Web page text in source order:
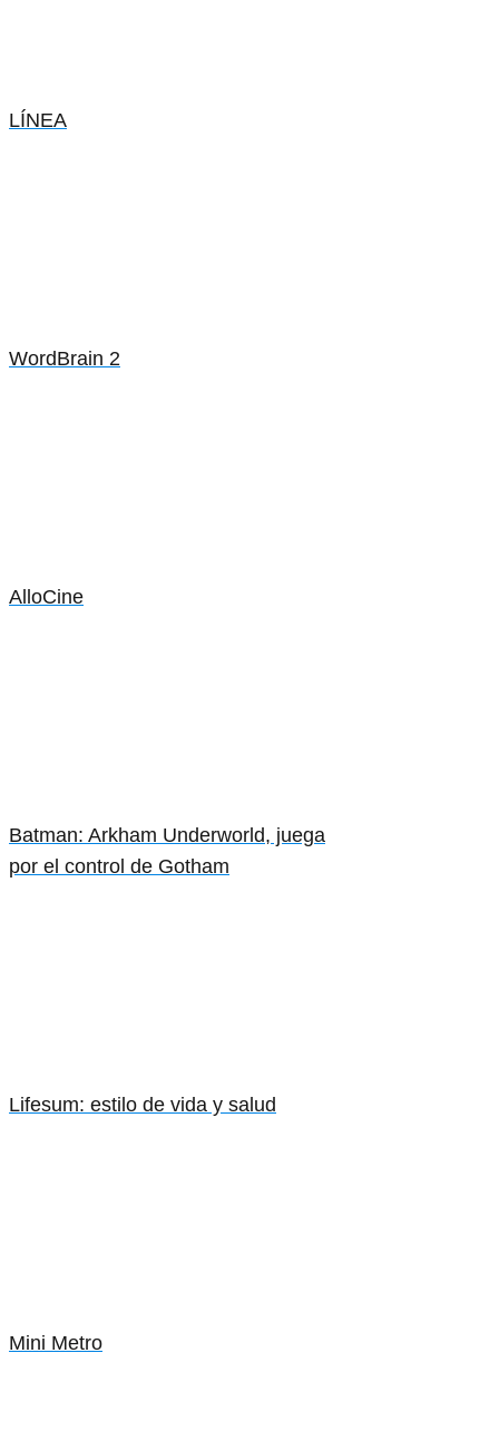
LÍNEA
WordBrain 2
AlloCine
Batman: Arkham Underworld, juega
por el control de Gotham
Lifesum: estilo de vida y salud
Mini Metro